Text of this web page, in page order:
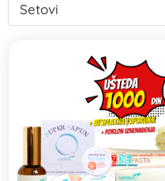
Setovi